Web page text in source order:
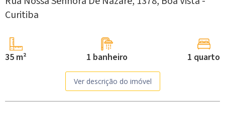
Curitiba
35 m² 1 banheiro 1 quarto
Ver descrição do imóvel